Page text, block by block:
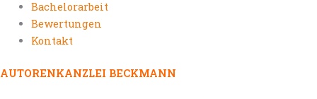
Bachelorarbeit
Bewertungen
Kontakt
AUTORENKANZLEI BECKMANN